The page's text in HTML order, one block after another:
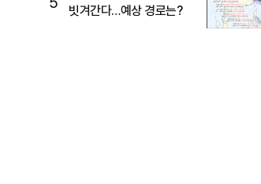
빗겨간다…예상 경로는?